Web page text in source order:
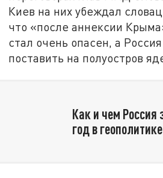
Киев на них убеждал
что «после аннексии
стал очень опасен, а
поставить на полуостров
Как и чем Россия
год в геополитике